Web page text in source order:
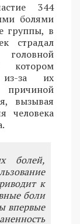
344
болями
группы, в
страдал
головной
котором
из-за их
причиной
вызывая
человека
болей,
к
боли
впервые